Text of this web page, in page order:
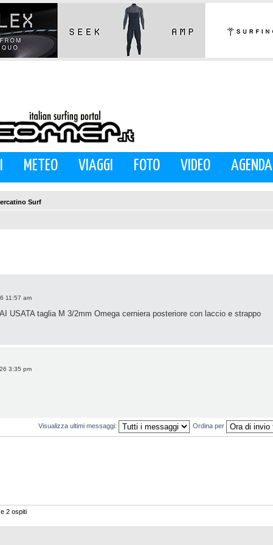
METEO VIAGGI FOTO VIDEO AGENDA
Surf
11:57 am
USATA taglia M 3/2mm Omega cerniera posteriore con laccio e strappo
3:35 pm
Visualizza ultimi messaggi: Ordina per
e 2 ospiti